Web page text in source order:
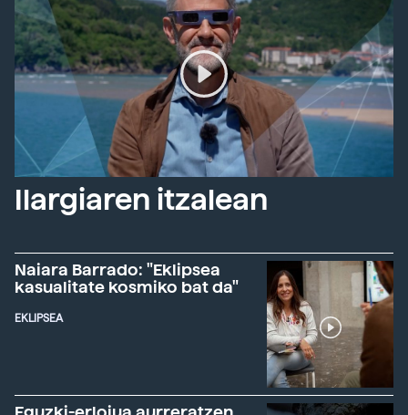
Ilargiaren itzalean
Naiara Barrado: "Eklipsea
kasualitate kosmiko bat da"
EKLIPSEA